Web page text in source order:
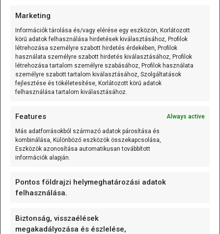
Marketing
Információk tárolása és/vagy elérése egy eszközön, Korlátozott
körű adatok felhasználása hirdetések kiválasztásához, Profilok
létrehozása személyre szabott hirdetés érdekében, Profilok
használata személyre szabott hirdetés kiválasztásához, Profilok
létrehozása tartalom személyre szabásához, Profilok használata
személyre szabott tartalom kiválasztásához, Szolgáltatások
fejlesztése és tökéletesítése, Korlátozott körű adatok
felhasználása tartalom kiválasztásához.
Features Always active
Más adatforrásokból származó adatok párosítása és
kombinálása, Különböző eszközök összekapcsolása,
Eszközök azonosítása automatikusan továbbított
információk alapján.
Pontos földrajzi helymeghatározási adatok
felhasználása.
Biztonság, visszaélések
megakadályozása és észlelése,
K-típusú szerelt hőmérő (0…600 °C) 1m
A K-típusú szerelt hőmérő (0...600C;
variálható kábelhossz) olyan mérőelem,
amely[...]
K-típusú szerelt hőmérő (0…600 °C) 0.5m
A K-típusú szerelt hőmérő (0...600C;
variálható kábelhossz) olyan mérőelem,
amely[...]
125 kHz RFID kulcstartó (EM4305/T5577 írható)
Vegyes/Mixed
írható) olyan passzív RFID